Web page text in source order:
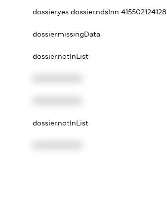
dossier.yes dossier.ndsInn 415502124128
dossier.missingData
dossier.notInList
dossier.notInList